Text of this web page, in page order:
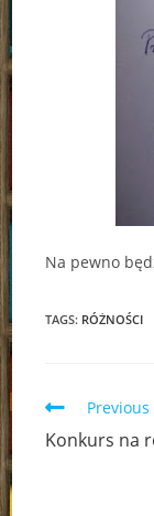
Na pewno
TAGS: RÓŻNOŚCI
Read
more
articles
Previous
Konkurs na